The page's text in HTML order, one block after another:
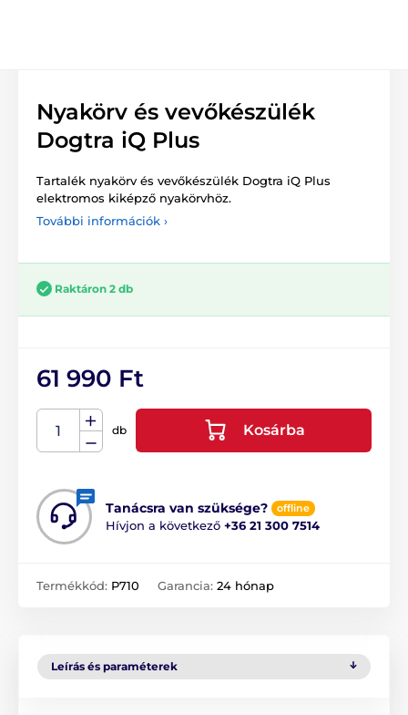
Nyakörv és vevőkészülék
Dogtra iQ Plus
Tartalék nyakörv és vevőkészülék Dogtra iQ Plus
elektromos kiképző nyakörvhöz.
További információk ›
Raktáron 2 db
61 990 Ft
db Kosárba
Tanácsra van szüksége? offline
Hívjon a következő +36 21 300 7514
Termékkód: P710 Garancia: 24 hónap
Leírás és paraméterek